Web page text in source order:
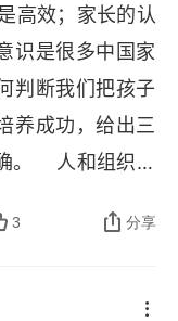
高效；家长的认
识是很多中国家
判断我们把孩子
养成功，给出三
。    人和组织都
3 分享